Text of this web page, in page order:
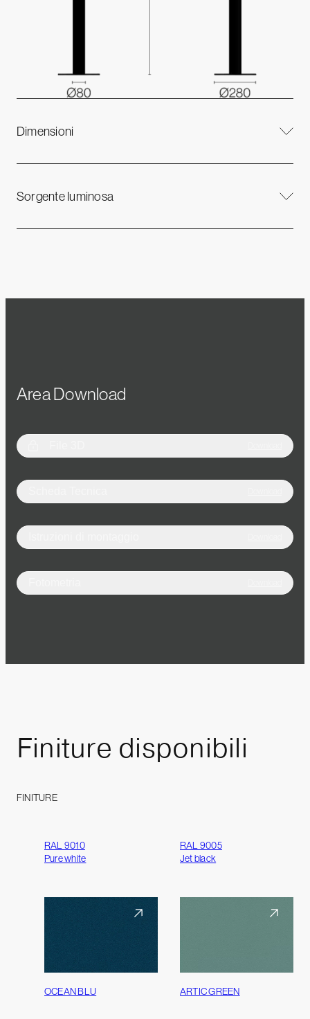
Dimensioni
Sorgente luminosa
Area Download
Finiture disponibili
FINITURE
RAL 9010
Pure white
RAL 9005
Jet black
OCEAN BLU ARTIC GREEN